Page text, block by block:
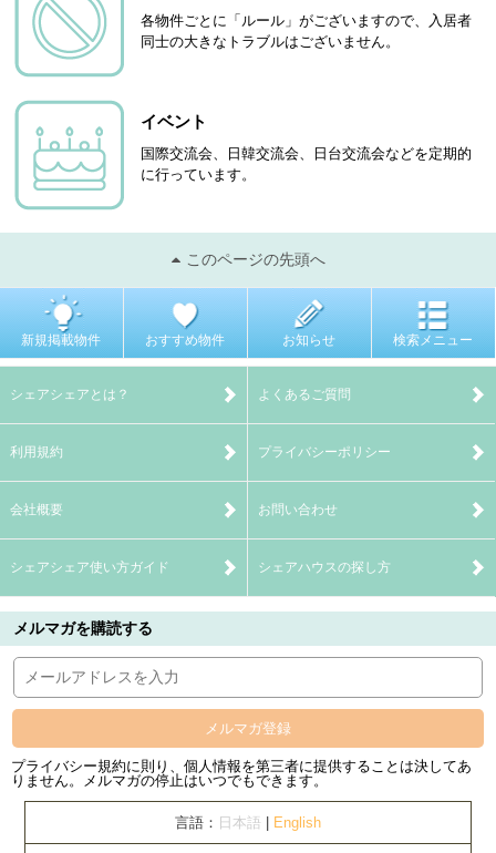
各物件ごとに「ルール」がございますので、入居者
同士の大きなトラブルはございません。
イベント
国際交流会、日韓交流会、日台交流会などを定期的
に行っています。
このページの先頭へ
新規掲載物件 おすすめ物件 お知らせ 検索メニュー
シェアシェアとは？ よくあるご質問
利用規約 プライバシーポリシー
会社概要 お問い合わせ
シェアシェア使い方ガイド シェアハウスの探し方
メルマガを購読する
メルマガ登録
プライバシー規約に則り、個人情報を第三者に提供することは決してあ
りません。メルマガの停止はいつでもできます。
言語： 日本語 English